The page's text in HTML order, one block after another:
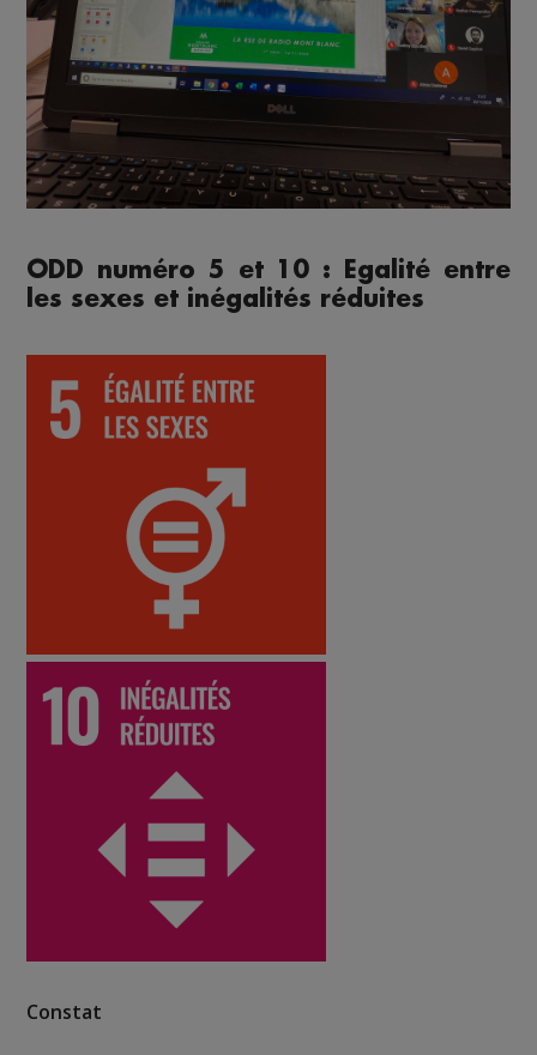
ODD numéro 5 et 10 : Egalité entre
les sexes et inégalités réduites
Constat